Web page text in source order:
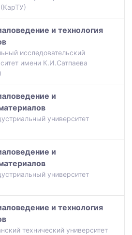
и технология
исследовательский
имени К.И.Сатпаева
и
университет
и
университет
и технология
технический университет